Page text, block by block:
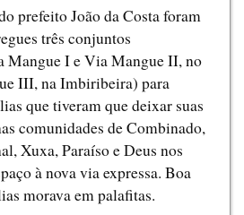
prefeito João da Costa foram
três conjuntos
Mangue I e Via Mangue II, no
III, na Imbiribeira) para
que tiveram que deixar suas
comunidades de Combinado,
Xuxa, Paraíso e Deus nos
à nova via expressa. Boa
morava em palafitas.